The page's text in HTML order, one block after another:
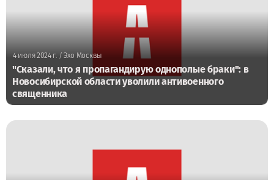
4 июля 2024 г./ Эхо Москвы
"Сказали, что я пропагандирую однополые браки": в
Новосибирской области уволили антивоенного
священника